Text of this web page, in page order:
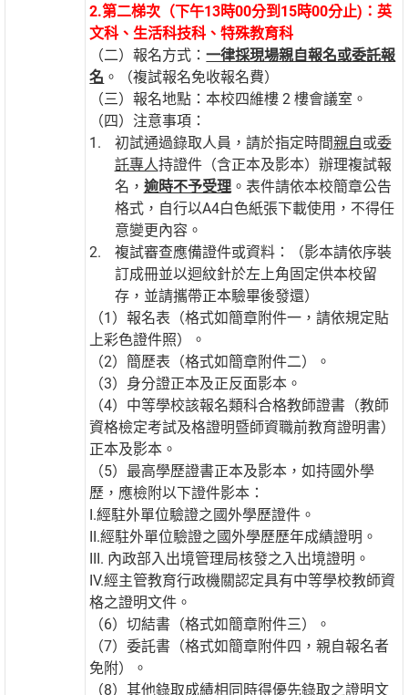
2.第二梯次（下午13時00分到15時00分止)：英
文科、生活科技科、特殊教育科
（二）報名方式：一律採現場親自報名或委託報
名 。（複試報名免收報名費）
（三）報名地點：本校四維樓 2 樓會議室。
（四）注意事項：
初試通過錄取人員，請於指定時間親自或委
託專人持證件（含正本及影本）辦理複試報
名， 逾時不予受理。表件請依本校簡章公告
格式，自行以A4白色紙張下載使用，不得任
意變更內容。
複試審查應備證件或資料：（影本請依序裝
訂成冊並以迴紋針於左上角固定供本校留
存，並請攜帶正本驗畢後發還）
（1）報名表（格式如簡章附件一，請依規定貼
上彩色證件照）。
（2）簡歷表（格式如簡章附件二）。
（3）身分證正本及正反面影本。
（4）中等學校該報名類科合格教師證書（教師
資格檢定考試及格證明暨師資職前教育證明書）
正本及影本。
（5）最高學歷證書正本及影本，如持國外學
歷，應檢附以下證件影本：
I.經駐外單位驗證之國外學歷證件。
II.經駐外單位驗證之國外學歷歷年成績證明。
III. 內政部入出境管理局核發之入出境證明。
IV.經主管教育行政機關認定具有中等學校教師資
格之證明文件。
（6）切結書（格式如簡章附件三）。
（7）委託書（格式如簡章附件四，親自報名者
免附）。
（8）其他錄取成績相同時得優先錄取之證明文